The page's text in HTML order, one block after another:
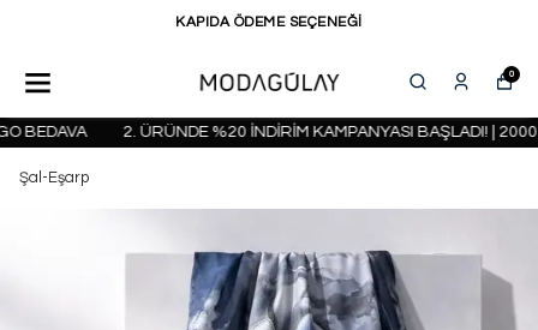
KAPIDA ÖDEME SEÇENEĞİ
0
2. ÜRÜNDE %20 İNDİRİM KAMPANYASI BAŞLADI! | 2000
Şal-Eşarp